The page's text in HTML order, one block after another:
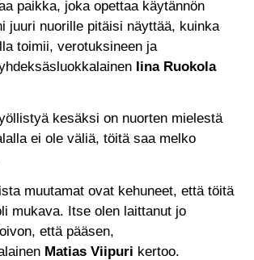
paikka, joka opettaa käytännön
juuri nuorille pitäisi näyttää, kuinka
toimii, verotuksineen ja
Iina Ruokola
kesäksi on nuorten mielestä
ei ole väliä, töitä saa melko
muutamat ovat kehuneet, että töitä
mukava. Itse olen laittanut jo
että pääsen,
Matias Viipuri kertoo.